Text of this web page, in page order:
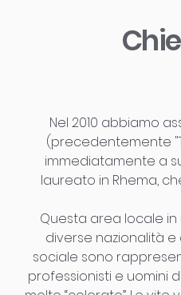
Nel 2010 abbiamo
(precedentemente
immediatamente a
laureato in Rhema,
Questa area locale in
diverse nazionalità
sociale sono
professionisti e uomini